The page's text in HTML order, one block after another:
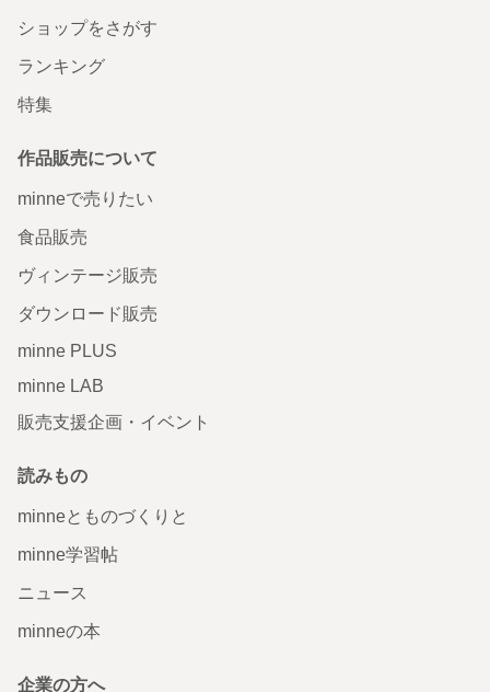
ショップをさがす
ランキング
特集
作品販売について
minneで売りたい
食品販売
ヴィンテージ販売
ダウンロード販売
minne PLUS
minne LAB
販売支援企画・イベント
読みもの
minneとものづくりと
minne学習帖
ニュース
minneの本
企業の方へ